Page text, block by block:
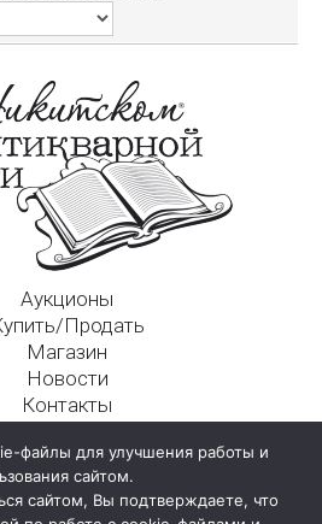
Аукционы
Продать
Магазин
Новости
Контакты
Никитский пер., д. 4а, стр. 1
файлы для улучшения работы и
сайтом.
сайтом, Вы подтверждаете, что